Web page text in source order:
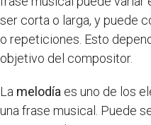
ser corta o larga, y puede
o repeticiones. Esto
objetivo del compositor.
La melodía es uno de los
una frase musical. Puede